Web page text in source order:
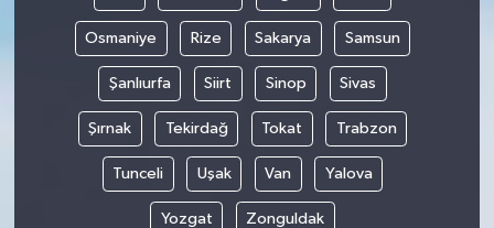
Osmaniye Rize Sakarya Samsun
Şanlıurfa Siirt Sinop Sivas
Şırnak Tekirdağ Tokat Trabzon
Tunceli Uşak Van Yalova
Yozgat Zonguldak